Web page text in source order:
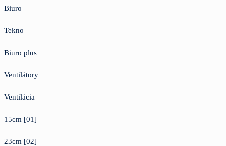
Biuro
Tekno
Biuro plus
Ventilátory
Ventilácia
15cm [01]
23cm [02]